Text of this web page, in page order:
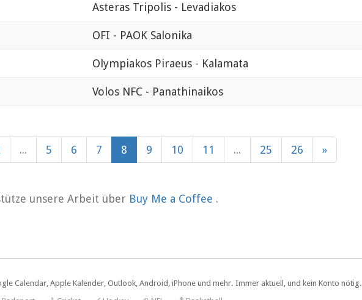
Asteras Tripolis - Levadiakos
OFI - PAOK Salonika
Olympiakos Piraeus - Kalamata
Volos NFC - Panathinaikos
... 5 6 7 8 9 10 11 ... 25 26 »
unsere Arbeit über Buy Me a Coffee .
Calendar, Apple Kalender, Outlook, Android, iPhone und mehr. Immer aktuell, und kein Konto nötig.